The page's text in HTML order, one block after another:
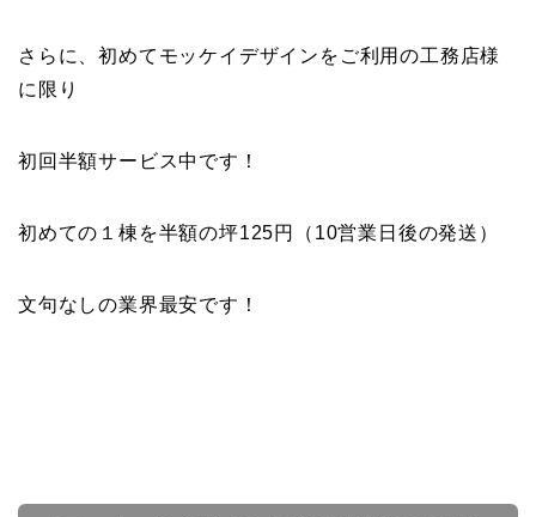
さらに、初めてモッケイデザインをご利用の工務店様
に限り
初回半額サービス中です！
初めての１棟を半額の坪125円（10営業日後の発送）
文句なしの業界最安です！